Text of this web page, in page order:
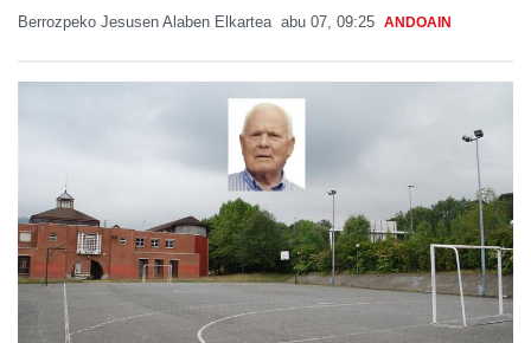
Berrozpeko Jesusen Alaben Elkartea abu 07, 09:25 ANDOAIN